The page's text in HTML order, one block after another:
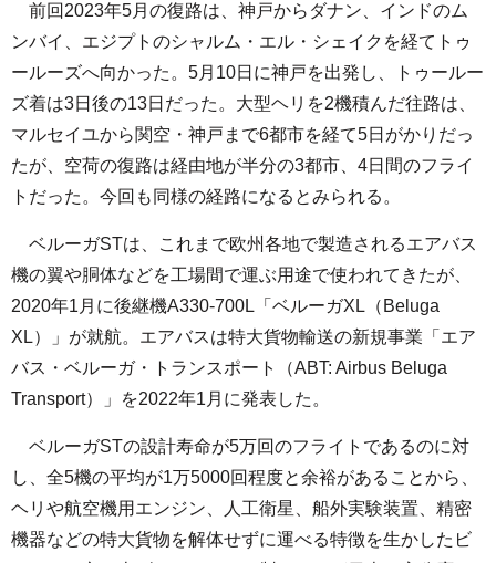
前回2023年5月の復路は、神戸からダナン、インドのム
ンバイ、エジプトのシャルム・エル・シェイクを経てトゥ
ールーズへ向かった。5月10日に神戸を出発し、トゥールー
ズ着は3日後の13日だった。大型ヘリを2機積んだ往路は、
マルセイユから関空・神戸まで6都市を経て5日がかりだっ
たが、空荷の復路は経由地が半分の3都市、4日間のフライ
トだった。今回も同様の経路になるとみられる。
ベルーガSTは、これまで欧州各地で製造されるエアバス
機の翼や胴体などを工場間で運ぶ用途で使われてきたが、
2020年1月に後継機A330-700L「ベルーガXL（Beluga
XL）」が就航。エアバスは特大貨物輸送の新規事業「エア
バス・ベルーガ・トランスポート（ABT: Airbus Beluga
Transport）」を2022年1月に発表した。
ベルーガSTの設計寿命が5万回のフライトであるのに対
し、全5機の平均が1万5000回程度と余裕があることから、
ヘリや航空機用エンジン、人工衛星、船外実験装置、精密
機器などの特大貨物を解体せずに運べる特徴を生かしたビ